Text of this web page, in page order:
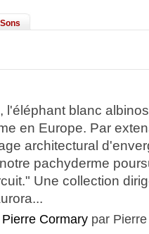
Sons
l'éléphant blanc
en Europe. Par
architectural
pachyderme
Une collection
Pierre Cormary par